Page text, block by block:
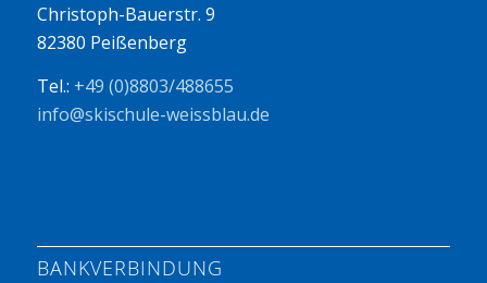
Christoph-Bauerstr. 9
82380 Peißenberg
Tel.: +49 (0)8803/488655
info@skischule-weissblau.de
BANKVERBINDUNG